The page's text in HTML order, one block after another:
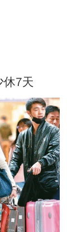
休7天